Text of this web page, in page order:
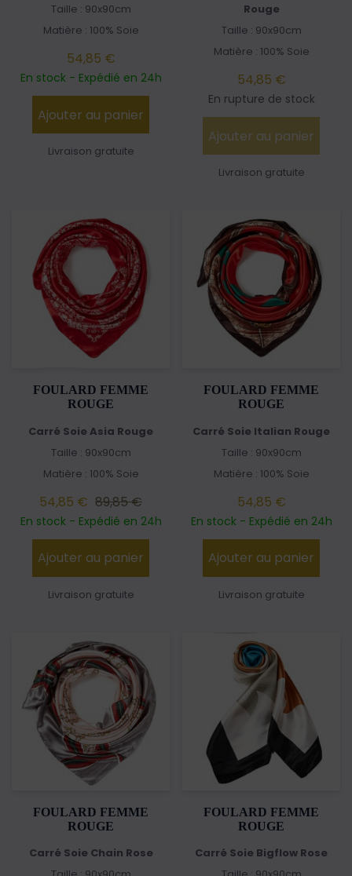
Taille : 90x90cm
Matière : 100% Soie
54,85 €
En stock - Expédié en 24h
Ajouter au panier
Livraison gratuite
Rouge
Taille : 90x90cm
Matière : 100% Soie
54,85 €
En rupture de stock
Ajouter au panier
Livraison gratuite
FOULARD FEMME
ROUGE
Carré Soie Asia Rouge
Taille : 90x90cm
Matière : 100% Soie
54,85 € 89,85 €
En stock - Expédié en 24h
Ajouter au panier
Livraison gratuite
FOULARD FEMME
ROUGE
Carré Soie Italian Rouge
Taille : 90x90cm
Matière : 100% Soie
54,85 €
En stock - Expédié en 24h
Ajouter au panier
Livraison gratuite
FOULARD FEMME
ROUGE
Carré Soie Chain Rose
FOULARD FEMME
ROUGE
Carré Soie Bigflow Rose